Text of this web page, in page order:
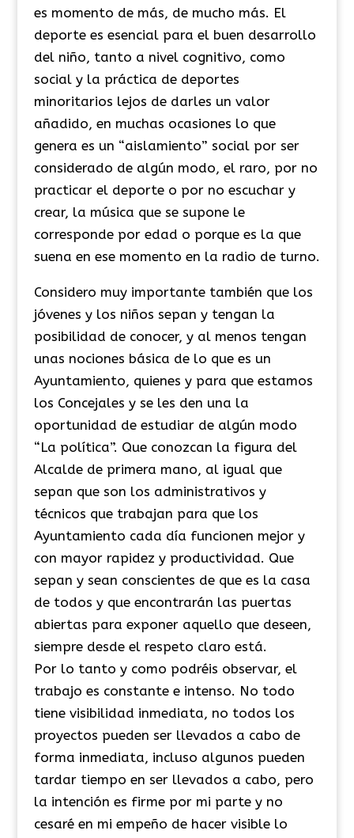
es momento de más, de mucho más. El
deporte es esencial para el buen desarrollo
del niño, tanto a nivel cognitivo, como
social y la práctica de deportes
minoritarios lejos de darles un valor
añadido, en muchas ocasiones lo que
genera es un “aislamiento” social por ser
considerado de algún modo, el raro, por no
practicar el deporte o por no escuchar y
crear, la música que se supone le
corresponde por edad o porque es la que
suena en ese momento en la radio de turno.
Considero muy importante también que los
jóvenes y los niños sepan y tengan la
posibilidad de conocer, y al menos tengan
unas nociones básica de lo que es un
Ayuntamiento, quienes y para que estamos
los Concejales y se les den una la
oportunidad de estudiar de algún modo
“La política”. Que conozcan la figura del
Alcalde de primera mano, al igual que
sepan que son los administrativos y
técnicos que trabajan para que los
Ayuntamiento cada día funcionen mejor y
con mayor rapidez y productividad. Que
sepan y sean conscientes de que es la casa
de todos y que encontrarán las puertas
abiertas para exponer aquello que deseen,
siempre desde el respeto claro está.
Por lo tanto y como podréis observar, el
trabajo es constante e intenso. No todo
tiene visibilidad inmediata, no todos los
proyectos pueden ser llevados a cabo de
forma inmediata, incluso algunos pueden
tardar tiempo en ser llevados a cabo, pero
la intención es firme por mi parte y no
cesaré en mi empeño de hacer visible lo